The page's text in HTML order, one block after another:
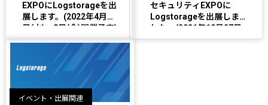
EXPOにLogstorageを出
展します。(2022年4月6
日(水)〜8日(金)開催予定)
セキュリティEXPOに
Logstorageを出展しま
した。(2021年10月27日
(水)〜29日(金)開催)
イベント・出展関連